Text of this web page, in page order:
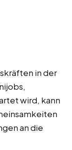
in der
wird, kann
an die